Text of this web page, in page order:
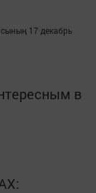
17 декабрь
в